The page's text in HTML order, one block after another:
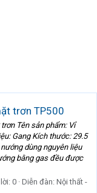
trơn TP500
Tên sản phẩm: Vỉ
Gang Kích thước: 29.5
dùng nguyên liệu
bằng gas đều được
0 Diễn đàn: Nội thất -